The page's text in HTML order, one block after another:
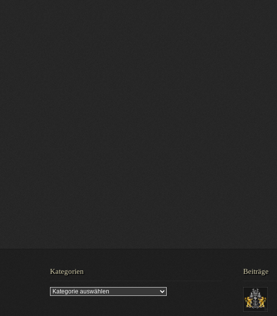
Kategorien
Kategorien
Beiträge